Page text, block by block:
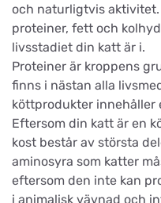
och naturligtvis
proteiner, fett och
livsstadiet din katt är i.
Proteiner är kroppens
finns i nästan alla
köttprodukter innehåller
Eftersom din katt är en
kost består av största
aminosyra som katter
eftersom den inte kan
i animalisk vävnad och